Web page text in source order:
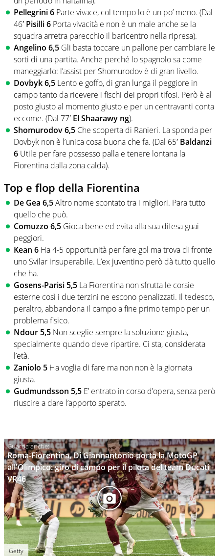
Pellegrini 6 Parte vivace, col tempo lo è un po’ meno. (Dal
46′ Pisilli 6 Porta vivacità e non è un male anche se la
squadra arretra parecchio il baricentro nella ripresa).
Angelino 6,5 Gli basta toccare un pallone per cambiare le
sorti di una partita. Anche perché lo spagnolo sa come
maneggiarlo: l’assist per Shomurodov è di gran livello.
Dovbyk 6,5 Lento e goffo, di gran lunga il peggiore in
campo tanto da ricevere i fischi dei propri tifosi. Però è al
posto giusto al momento giusto e per un centravanti conta
eccome. (Dal 77′ El Shaarawy ng).
Shomurodov 6,5 Che scoperta di Ranieri. La sponda per
Dovbyk non è l’unica cosa buona che fa. (Dal 65′ Baldanzi
6 Utile per fare possesso palla e tenere lontana la
Fiorentina dalla zona calda).
Top e flop della Fiorentina
De Gea 6,5Altro nome scontato tra i migliori. Para tutto
quello che può.
Comuzzo 6,5 Gioca bene ed evita alla sua difesa guai
peggiori.
Kean 6 Ha 4-5 opportunità per fare gol ma trova di fronte
uno Svilar insuperabile. L’ex juventino però dà tutto quello
che ha.
Gosens-Parisi 5,5 La Fiorentina non sfrutta le corsie
esterne così i due terzini ne escono penalizzati. Il tedesco,
peraltro, abbandona il campo a fine primo tempo per un
problema fisico.
Ndour 5,5 Non sceglie sempre la soluzione giusta,
specialmente quando deve ripartire. Ci sta, considerata
l’età.
Zaniolo 5 Ha voglia di fare ma non non è la giornata
giusta.
Gudmundsson 5,5 E’ entrato in corso d’opera, senza però
riuscire a dare l’apporto sperato.
Roma-Fiorentina, Di Giannantonio porta la MotoGP
all'Olimpico: giro di campo per il pilota del team Ducati
VR46
Getty